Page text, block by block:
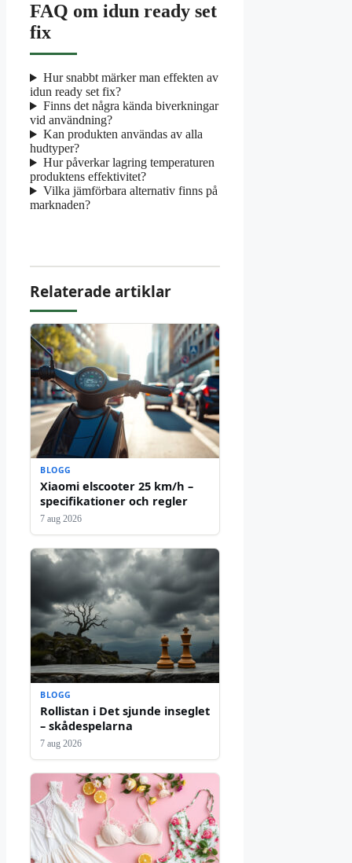
FAQ om idun ready set
fix
Hur snabbt märker man effekten av
idun ready set fix?
Finns det några kända biverkningar
vid användning?
Kan produkten användas av alla
hudtyper?
Hur påverkar lagring temperaturen
produktens effektivitet?
Vilka jämförbara alternativ finns på
marknaden?
Relaterade artiklar
BLOGG
Xiaomi elscooter 25 km/h –
specifikationer och regler
7 aug 2026
BLOGG
Rollistan i Det sjunde inseglet
– skådespelarna
7 aug 2026